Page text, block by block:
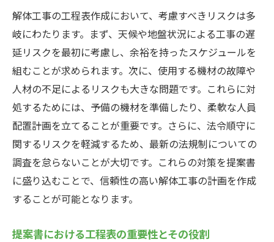
解体工事の工程表作成において、考慮すべきリスクは多
岐にわたります。まず、天候や地盤状況による工事の遅
延リスクを最初に考慮し、余裕を持ったスケジュールを
組むことが求められます。次に、使用する機材の故障や
人材の不足によるリスクも大きな問題です。これらに対
処するためには、予備の機材を準備したり、柔軟な人員
配置計画を立てることが重要です。さらに、法令順守に
関するリスクを軽減するため、最新の法規制についての
調査を怠らないことが大切です。これらの対策を提案書
に盛り込むことで、信頼性の高い解体工事の計画を作成
することが可能となります。
提案書における工程表の重要性とその役割